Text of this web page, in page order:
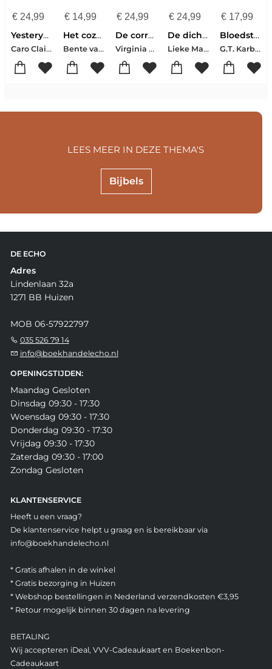
€24,99
Yesteryear
Caro Claire Burke
€14,99
Het cozy puzzelboek voor ontspannen zomerdagen
Bente van de Wouw
€ 24,99
De correspondente
Virginia Evans
€ 24,99
De dichter en de duivel
Lieke Marsman
€ 17,99
Bloedstollende moordmysteries voor pientere puzzelaars
G.T. Karber
Bijbels
LEES MEER IN DEZE THEMA'S
DE ECHO
Adres
Lindenlaan 32a
1271 BB Huizen
MOB 06-57922797
035 526 79 14
info@boekhandelecho.nl
OPENINGSTIJDEN:
Maandag Gesloten
Dinsdag 09:30 - 17:30
Woensdag 09:30 - 17:30
Donderdag 09:30 - 17:30
Vrijdag 09:30 - 17:30
Zaterdag 09:30 - 17:00
Zondag Gesloten
KLANTENSERVICE
Heeft u een vraag?
De klantenservice helpt u graag en is bereikbaar via
info@boekhandelecho.nl
* Gratis afhalen in de winkel
* Gratis bezorging in Huizen
* Webshop bestellingen in Nederland verzendkosten €3,95
* Retour mogelijk binnen 30 dagen na levering
BETALING
Wij accepteren iDeal, VVV-Cadeaukaart en Boekenbon-
Cadeaukaart